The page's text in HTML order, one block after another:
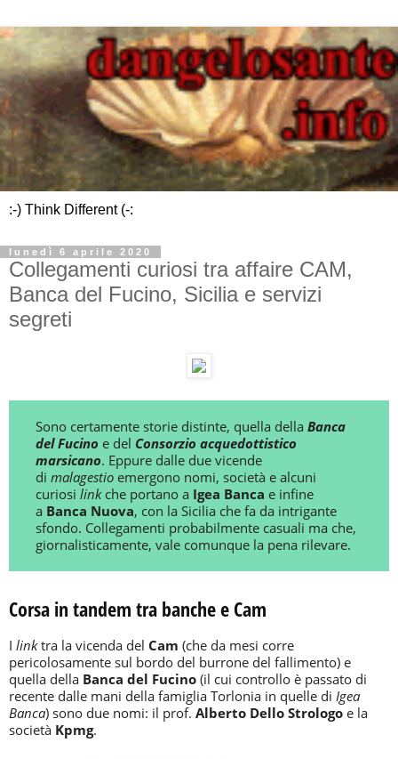
:-) Think Different (-:
lunedì 6 aprile 2020
Collegamenti curiosi tra affaire CAM,
Banca del Fucino, Sicilia e servizi
segreti
Sono certamente storie distinte, quella della Banca
del Fucino e del Consorzio acquedottistico
marsicano. Eppure dalle due vicende
di malagestio emergono nomi, società e alcuni
curiosi linkche portano a Igea Banca e infine
a Banca Nuova, con la Sicilia che fa da intrigante
sfondo. Collegamenti probabilmente casuali ma che,
giornalisticamente, vale comunque la pena rilevare.
Corsa in tandem tra banche e Cam
I linktra la vicenda del Cam (che da mesi corre
pericolosamente sul bordo del burrone del fallimento) e
quella della Banca del Fucino (il cui controllo è passato di
recente dalle mani della famiglia Torlonia in quelle di Igea
Banca) sono due nomi: il prof. Alberto Dello Strologo e la
società Kpmg.